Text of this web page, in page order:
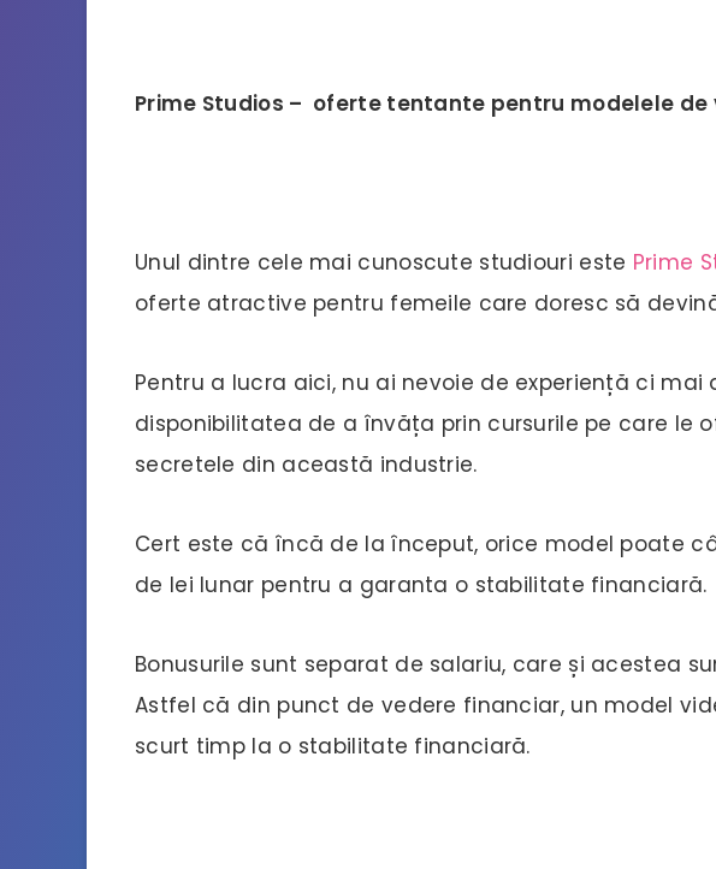
Prime Studios – oferte tentante pentru modelele de
Unul dintre cele mai cunoscute studiouri este Prime
oferte atractive pentru femeile care doresc să
Pentru a lucra aici, nu ai nevoie de experiență ci mai
disponibilitatea de a învăța prin cursurile pe care le
secretele din această industrie.
Cert este că încă de la început, orice model poate
de lei lunar pentru a garanta o stabilitate financiară.
Bonusurile sunt separat de salariu, care și acestea
Astfel că din punct de vedere financiar, un model
scurt timp la o stabilitate financiară.